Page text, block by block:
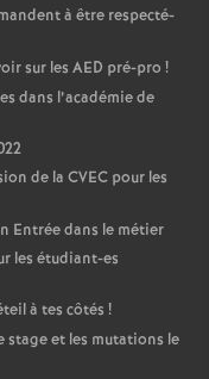
à être respecté-
sur les AED pré-pro !
dans l’académie de
de la CVEC pour les
Entrée dans le métier
les étudiant-es
à tes côtés !
stage et les mutations le